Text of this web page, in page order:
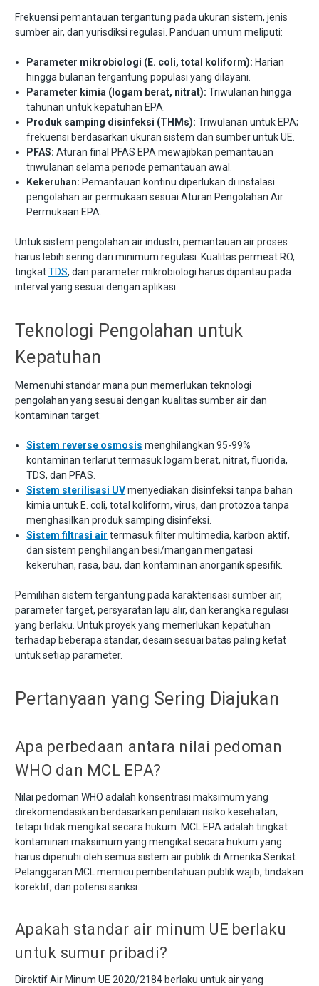
Frekuensi pemantauan tergantung pada ukuran sistem, jenis
sumber air, dan yurisdiksi regulasi. Panduan umum meliputi:
Parameter mikrobiologi (E. coli, total koliform): Harian
hingga bulanan tergantung populasi yang dilayani.
Parameter kimia (logam berat, nitrat): Triwulanan hingga
tahunan untuk kepatuhan EPA.
Produk samping disinfeksi (THMs): Triwulanan untuk EPA;
frekuensi berdasarkan ukuran sistem dan sumber untuk UE.
PFAS: Aturan final PFAS EPA mewajibkan pemantauan
triwulanan selama periode pemantauan awal.
Kekeruhan: Pemantauan kontinu diperlukan di instalasi
pengolahan air permukaan sesuai Aturan Pengolahan Air
Permukaan EPA.
Untuk sistem pengolahan air industri, pemantauan air proses
harus lebih sering dari minimum regulasi. Kualitas permeat RO,
tingkatTDS, dan parameter mikrobiologi harus dipantau pada
interval yang sesuai dengan aplikasi.
Teknologi Pengolahan untuk
Kepatuhan
Memenuhi standar mana pun memerlukan teknologi
pengolahan yang sesuai dengan kualitas sumber air dan
kontaminan target:
Sistem reverse osmosis menghilangkan 95-99%
kontaminan terlarut termasuk logam berat, nitrat, fluorida,
TDS, dan PFAS.
Sistem sterilisasi UVmenyediakan disinfeksi tanpa bahan
kimia untuk E. coli, total koliform, virus, dan protozoa tanpa
menghasilkan produk samping disinfeksi.
Sistem filtrasi air termasuk filter multimedia, karbon aktif,
dan sistem penghilangan besi/mangan mengatasi
kekeruhan, rasa, bau, dan kontaminan anorganik spesifik.
Pemilihan sistem tergantung pada karakterisasi sumber air,
parameter target, persyaratan laju alir, dan kerangka regulasi
yang berlaku. Untuk proyek yang memerlukan kepatuhan
terhadap beberapa standar, desain sesuai batas paling ketat
untuk setiap parameter.
Pertanyaan yang Sering Diajukan
Apa perbedaan antara nilai pedoman
WHO dan MCL EPA?
Nilai pedoman WHO adalah konsentrasi maksimum yang
direkomendasikan berdasarkan penilaian risiko kesehatan,
tetapi tidak mengikat secara hukum. MCL EPA adalah tingkat
kontaminan maksimum yang mengikat secara hukum yang
harus dipenuhi oleh semua sistem air publik di Amerika Serikat.
Pelanggaran MCL memicu pemberitahuan publik wajib, tindakan
korektif, dan potensi sanksi.
Apakah standar air minum UE berlaku
untuk sumur pribadi?
Direktif Air Minum UE 2020/2184 berlaku untuk air yang